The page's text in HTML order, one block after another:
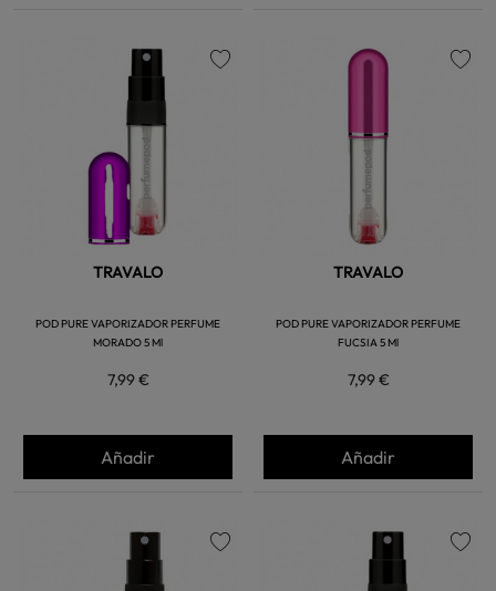
TRAVALO
POD PURE VAPORIZADOR PERFUME
MORADO 5 Ml
7,99 €
Añadir
TRAVALO
POD PURE VAPORIZADOR PERFUME
FUCSIA 5 Ml
7,99 €
Añadir